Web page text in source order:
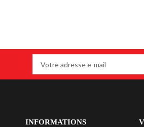
INFORMATIONS